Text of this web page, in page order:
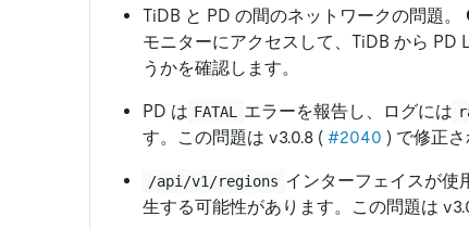
TiDB と PD の間のネットワークの問題。
モニターにアクセスして、TiDB から
うかを確認します。
PD は FATAL エラーを報告し、ログには
す。この問題は v3.0.8 ( #2040 ) で修正さ
/api/v1/regions インターフェイスが使
生する可能性があります。この問題は